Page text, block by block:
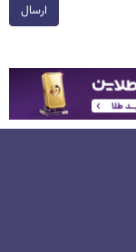
ارسال